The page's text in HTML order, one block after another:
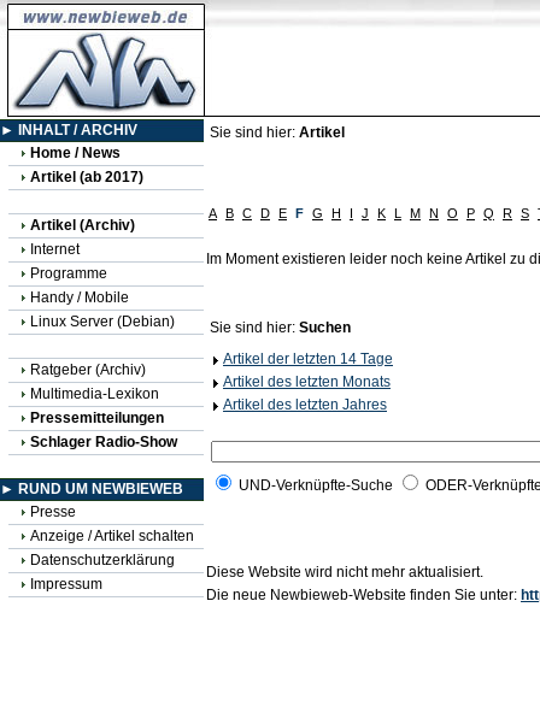
► INHALT / ARCHIV
Home / News
Artikel (ab 2017)
Artikel (Archiv)
Internet
Programme
Handy / Mobile
Linux Server (Debian)
Ratgeber (Archiv)
Multimedia-Lexikon
Pressemitteilungen
Schlager Radio-Show
► RUND UM NEWBIEWEB
Presse
Anzeige / Artikel schalten
Datenschutzerklärung
Impressum
Sie sind hier: Artikel
A B C D E F G H I J K L M N O P Q R S
Im Moment existieren leider noch keine Artikel zu
Sie sind hier: Suchen
Artikel der letzten 14 Tage
Artikel des letzten Monats
Artikel des letzten Jahres
UND-Verknüpfte-Suche ODER-
Diese Website wird nicht mehr aktualisiert.
Die neue Newbieweb-Website finden Sie unter: